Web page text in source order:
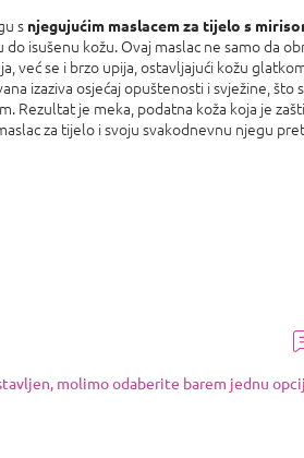
s njegujućim maslacem za tijelo s
isušenu kožu. Ovaj maslac ne samo da
već se i brzo upija, ostavljajući kožu
izaziva osjećaj opuštenosti i svježine, što
Rezultat je meka, podatna koža koja je
za tijelo i svoju svakodnevnu njegu
molimo odaberite barem jednu